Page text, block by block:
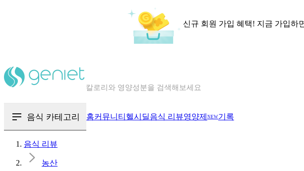
신규 회원 가입 혜택! 지금 가입하
혈당 · 다이어트 음식 검색해보세요
음식 카테고리 홈커뮤니티 헬시딜음식 리뷰영양제 NEW기록
음식 리뷰
농산